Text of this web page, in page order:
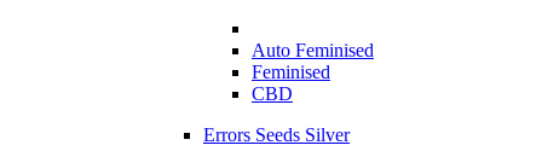
Auto Feminised
Feminised
CBD
Errors Seeds Silver